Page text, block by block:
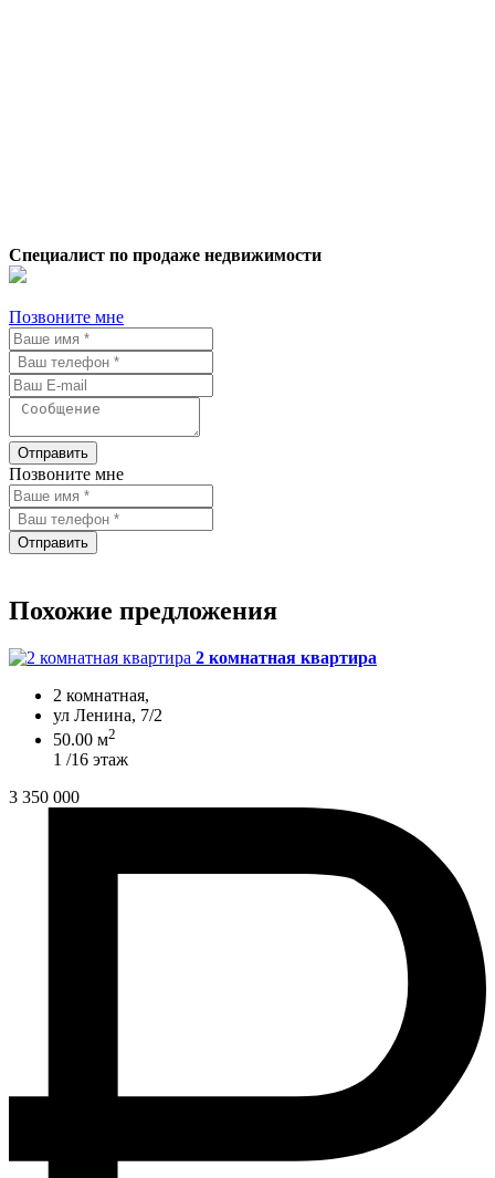
Специалист по продаже недвижимости
Позвоните мне
Отправить
Позвоните мне
Отправить
Похожие предложения
2 комнатная квартира
2 комнатная,
ул Ленина, 7/2
50.00 м2
1 /16 этаж
3 350 000